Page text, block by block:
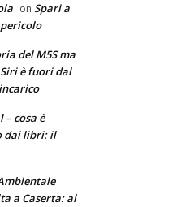
on Spari a
del M5S ma
Siri è fuori dal
cosa è
dai libri: il
a Caserta: al